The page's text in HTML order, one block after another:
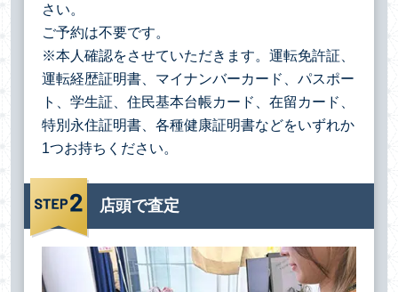
さい。
ご予約は不要です。
※本人確認をさせていただきます。運転免許証、
運転経歴証明書、マイナンバーカード、パスポー
ト、学生証、住民基本台帳カード、在留カード、
特別永住証明書、各種健康証明書などをいずれか
1つお持ちください。
店頭で査定